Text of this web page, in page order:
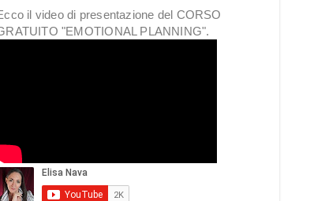
il video di presentazione del CORSO
"EMOTIONAL PLANNING".